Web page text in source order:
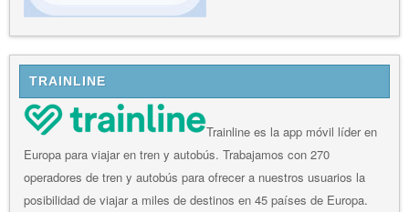
TRAINLINE
Trainline es la app móvil líder en
Europa para viajar en tren y autobús. Trabajamos con 270
operadores de tren y autobús para ofrecer a nuestros usuarios la
posibilidad de viajar a miles de destinos en 45 países de Europa.